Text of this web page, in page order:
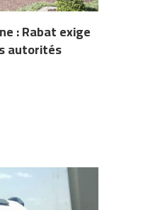
: Rabat exige
autorités